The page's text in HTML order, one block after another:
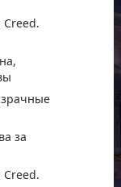
Creed.
за
Creed.